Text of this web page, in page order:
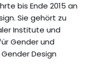
bis Ende 2015 an
Sie gehört zu
Institute und
Gender und
Design